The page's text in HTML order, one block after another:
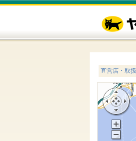
直営店・取